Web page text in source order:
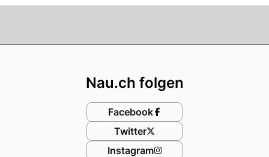
Nau.ch folgen
Facebook
Twitter
Instagram